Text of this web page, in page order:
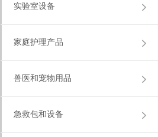
实验室设备
家庭护理产品
兽医和宠物用品
急救包和设备